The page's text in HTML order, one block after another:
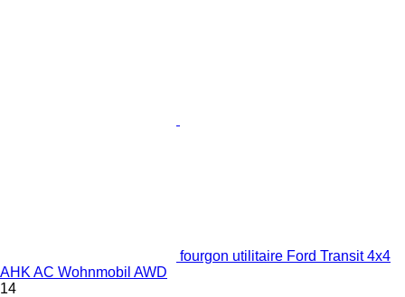
fourgon utilitaire Ford Transit 4x4
AHK AC Wohnmobil AWD
14